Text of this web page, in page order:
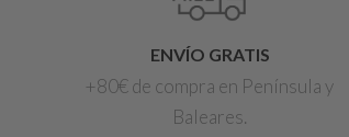
ENVÍO GRATIS
+80€ de compra en Península y
Baleares.